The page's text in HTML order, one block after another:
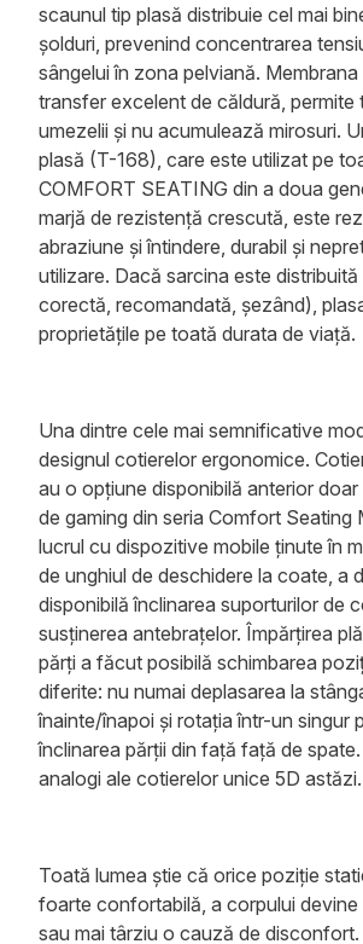
scaunul tip plasă distribuie cel mai
șolduri, prevenind concentrarea
sângelui în zona pelviană. Membrana
transfer excelent de căldură, permite
umezelii și nu acumulează mirosuri.
plasă (T-168), care este utilizat pe
COMFORT SEATING din a doua
marjă de rezistență crescută, este
abraziune și întindere, durabil și
utilizare. Dacă sarcina este
corectă, recomandată, șezând),
proprietățile pe toată durata de viață.
Una dintre cele mai semnificative
designul cotierelor ergonomice.
au o opțiune disponibilă anterior
de gaming din seria Comfort Seating
lucrul cu dispozitive mobile ținute în
de unghiul de deschidere la coate, a
disponibilă înclinarea suporturilor de
susținerea antebrațelor. Împărțirea
părți a făcut posibilă schimbarea
diferite: nu numai deplasarea la
înainte/înapoi și rotația într-un singur
înclinarea părții din față față de
analogi ale cotierelor unice 5D astăzi.
Toată lumea știe că orice poziție
foarte confortabilă, a corpului devine
sau mai târziu o cauză de disconfort.